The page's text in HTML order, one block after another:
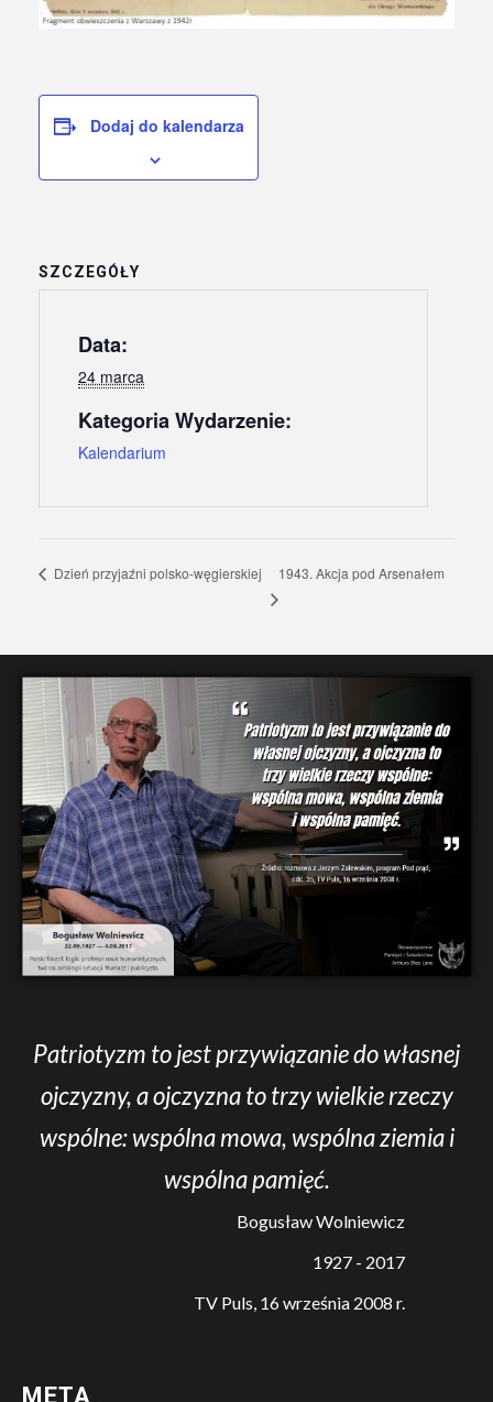
Dodaj do kalendarza
SZCZEGÓŁY
Data:
24 marca
Kategoria Wydarzenie:
Kalendarium
Dzień przyjaźni polsko-węgierskiej 1943. Akcja pod Arsenałem
Patriotyzm to jest przywiązanie do własnej
ojczyzny, a ojczyzna to trzy wielkie rzeczy
wspólne: wspólna mowa, wspólna ziemia i
wspólna pamięć.
Bogusław Wolniewicz
1927 - 2017
TV Puls, 16 września 2008 r.
META